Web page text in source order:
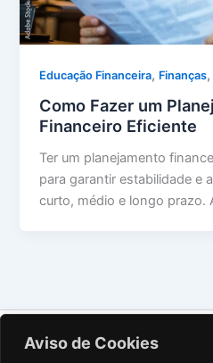
Aviso de Cookies
Educação Financeira, Finanças
Como Fazer um
Financeiro Eficiente
Ter um planejamento
para garantir estabilidade e
curto, médio e longo prazo.